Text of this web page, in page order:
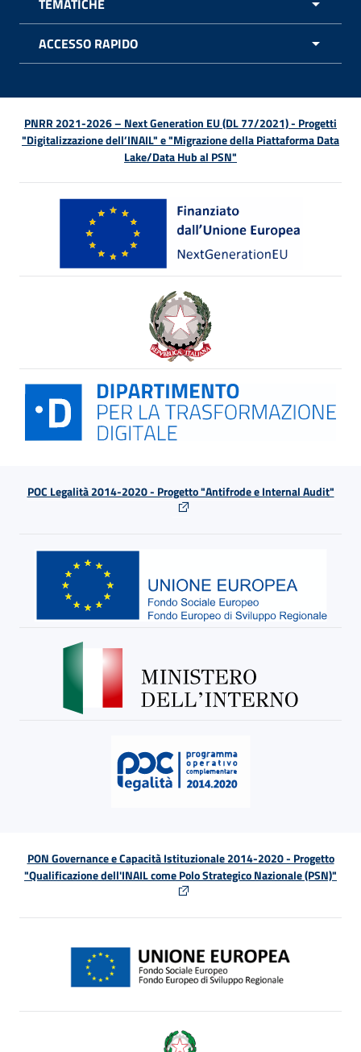
TEMATICHE
ACCESSO RAPIDO
PNRR 2021-2026 – Next Generation EU (DL 77/2021) - Progetti
"Digitalizzazione dell’INAIL" e "Migrazione della Piattaforma Data
Lake/Data Hub al PSN"
POC Legalità 2014-2020 - Progetto "Antifrode e Internal Audit"
PON Governance e Capacità Istituzionale 2014-2020 - Progetto
"Qualificazione dell'INAIL come Polo Strategico Nazionale (PSN)"